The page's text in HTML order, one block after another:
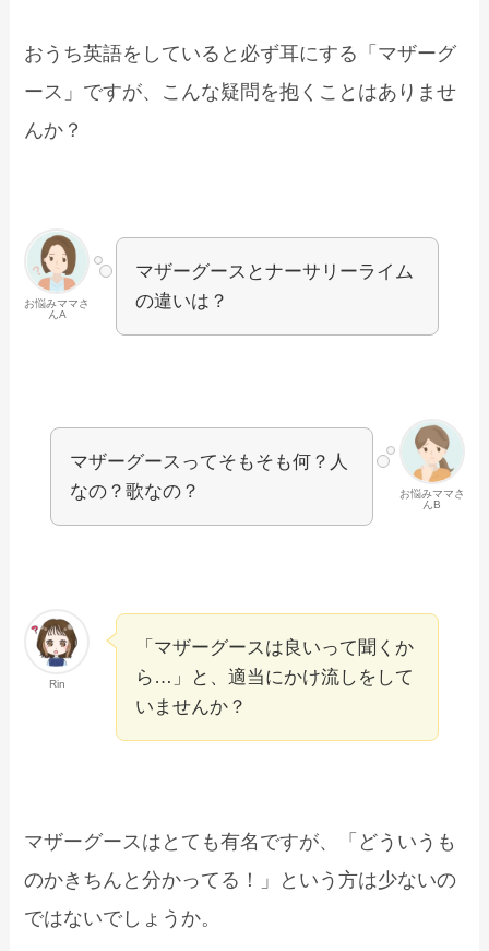
おうち英語をしていると必ず耳にする「マザーグ
ース」ですが、こんな疑問を抱くことはありませ
んか？
お悩みママさ
んA
マザーグースとナーサリーライム
の違いは？
お悩みママさ
んB
マザーグースってそもそも何？人
なの？歌なの？
Rin
「マザーグースは良いって聞くか
ら…」と、適当にかけ流しをして
いませんか？
マザーグースはとても有名ですが、「どういうも
のかきちんと分かってる！」という方は少ないの
ではないでしょうか。